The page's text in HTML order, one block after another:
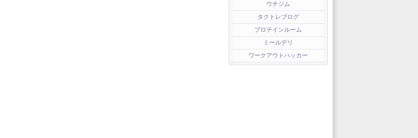
ウチジム
タクトレブログ
プロテインルーム
ミールデリ
ワークアウトハッカー